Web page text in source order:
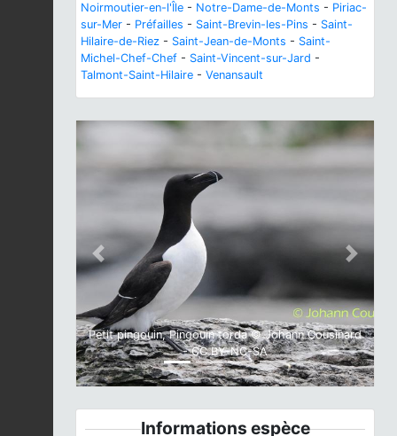
Noirmoutier-en-l'Île - Notre-Dame-de-Monts - Piriac-
sur-Mer - Préfailles - Saint-Brevin-les-Pins - Saint-
Hilaire-de-Riez - Saint-Jean-de-Monts - Saint-
Michel-Chef-Chef - Saint-Vincent-sur-Jard -
Talmont-Saint-Hilaire - Venansault
Petit pingouin, Pingouin torda © Johann Cousinard
- CC BY-NC-SA
Previous Next
Informations espèce